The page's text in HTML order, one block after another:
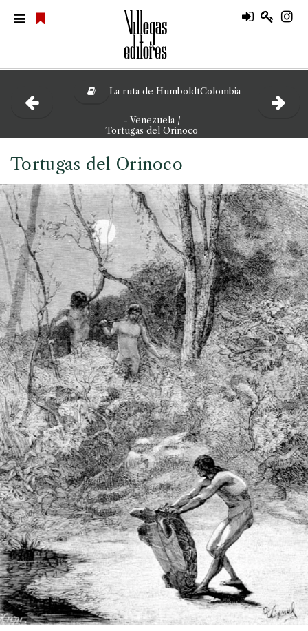
La ruta de HumboldtColombia
- Venezuela /
Tortugas del Orinoco
Tortugas del Orinoco